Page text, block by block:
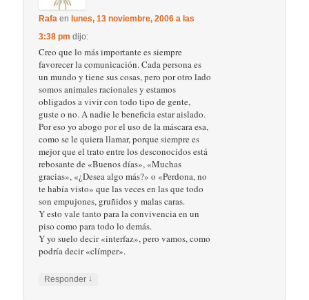
Rafa enlunes, 13 noviembre, 2006 a las
3:38 pm dijo:
Creo que lo más importante es siempre
favorecer la comunicación. Cada persona es
un mundo y tiene sus cosas, pero por otro lado
somos animales racionales y estamos
obligados a vivir con todo tipo de gente,
guste o no. A nadie le beneficia estar aislado.
Por eso yo abogo por el uso de la máscara esa,
como se le quiera llamar, porque siempre es
mejor que el trato entre los desconocidos está
rebosante de «Buenos días», «Muchas
gracias», «¿Desea algo más?» o «Perdona, no
te había visto» que las veces en las que todo
son empujones, gruñidos y malas caras.
Y esto vale tanto para la convivencia en un
piso como para todo lo demás.
Y yo suelo decir «interfaz», pero vamos, como
podría decir «clímper».
Responder ↓